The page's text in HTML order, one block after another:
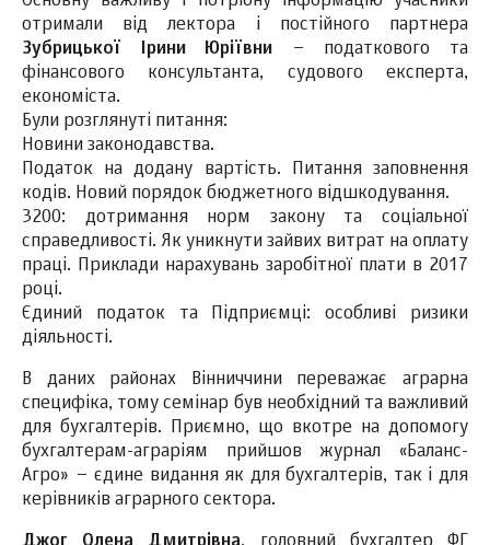
отримали від лектора і постійного партнера
Зубрицької Ірини Юріївни – податкового та
фінансового консультанта, судового експерта,
економіста.
Були розглянуті питання:
Новини законодавства.
Податок на додану вартість. Питання заповнення
кодів. Новий порядок бюджетного відшкодування.
3200: дотримання норм закону та соціальної
справедливості. Як уникнути зайвих витрат на оплату
праці. Приклади нарахувань заробітної плати в 2017
році.
Єдиний податок та Підприємці: особливі ризики
діяльності.
В даних районах Вінниччини переважає аграрна
специфіка, тому семінар був необхідний та важливий
для бухгалтерів. Приємно, що вкотре на допомогу
бухгалтерам-аграріям прийшов журнал «Баланс-
Агро» – єдине видання як для бухгалтерів, так і для
керівників аграрного сектора.